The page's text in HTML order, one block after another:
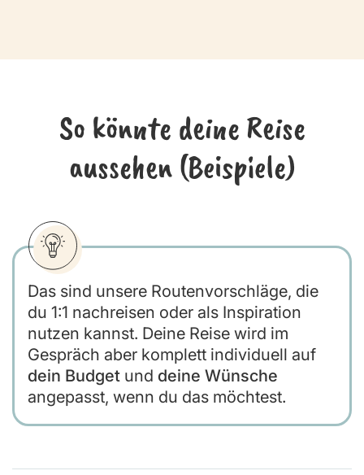
So könnte deine Reise
aussehen (Beispiele)
Das sind unsere Routenvorschläge, die
du 1:1 nachreisen oder als Inspiration
nutzen kannst. Deine Reise wird im
Gespräch aber komplett individuell auf
dein Budget und deine Wünsche
angepasst, wenn du das möchtest.